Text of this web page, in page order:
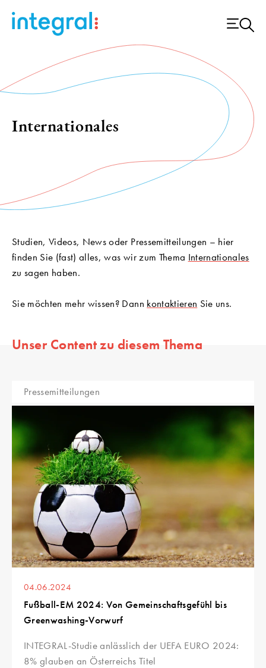
Internationales
Studien, Videos, News oder Pressemitteilungen – hier
finden Sie (fast) alles, was wir zum Thema Internationales
zu sagen haben.
Sie möchten mehr wissen? Dann kontaktieren Sie uns.
Unser Content zu diesem Thema
Pressemitteilungen
04.06.2024
Fußball-EM 2024: Von Gemeinschaftsgefühl bis
Greenwashing-Vorwurf
INTEGRAL-Studie anlässlich der UEFA EURO 2024:
8% glauben an Österreichs Titel